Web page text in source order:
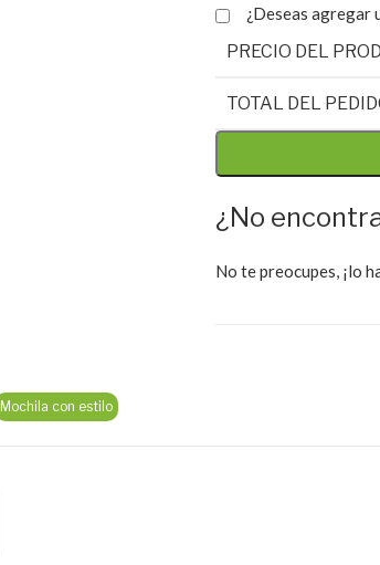
¿Deseas agregar
PRECIO DEL
TOTAL DEL
¿No
No te preocupes, ¡lo
Mochila con estilo